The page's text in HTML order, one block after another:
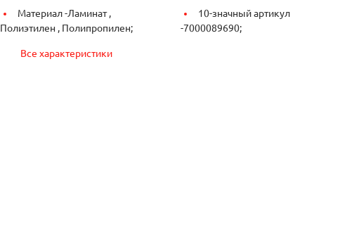
Материал -Ламинат ,
Полиэтилен , Полипропилен;
10-значный артикул
-7000089690;
Все характеристики